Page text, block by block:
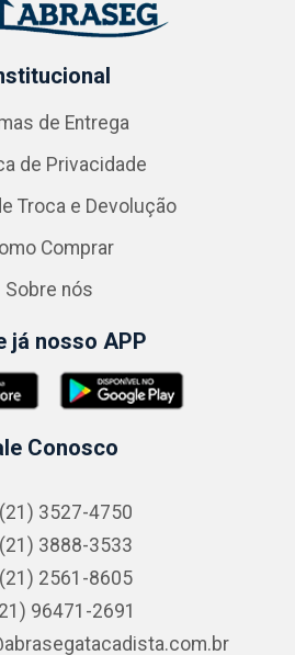
de Entrega
de Privacidade
Troca e Devolução
Comprar
Sobre nós
já nosso APP
Conosco
(21) 3527-4750
(21) 3888-3533
(21) 2561-8605
96471-2691